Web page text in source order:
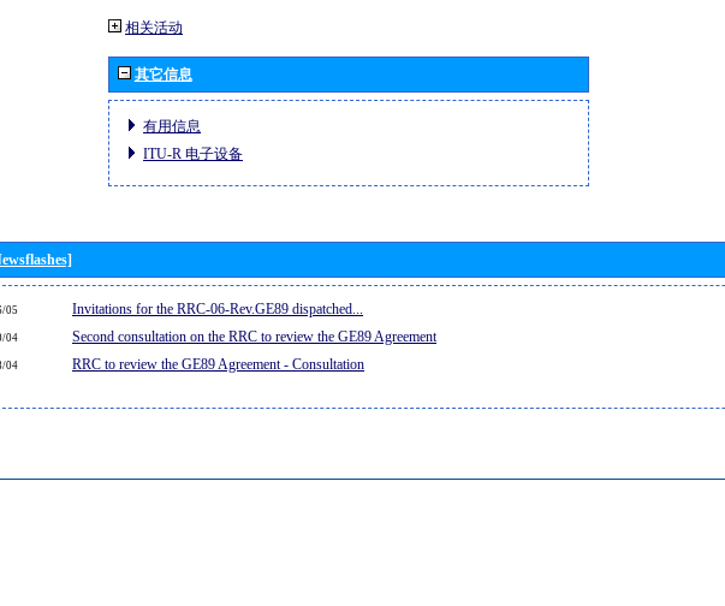
相关活动
其它信息
有用信息
ITU-R 电子设备
05 Invitations for the RRC-06-Rev.GE89 dispatched...
04 Second consultation on the RRC to review the GE89 Agreement
04 RRC to review the GE89 Agreement - Consultation